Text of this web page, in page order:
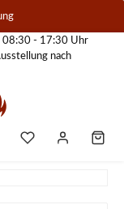
08:30 - 17:30 Uhr
nach